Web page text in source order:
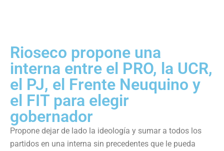
Rioseco propone una
interna entre el PRO, la UCR,
el PJ, el Frente Neuquino y
el FIT para elegir
gobernador
Propone dejar de lado la ideología y sumar a todos los
partidos en una interna sin precedentes que le pueda